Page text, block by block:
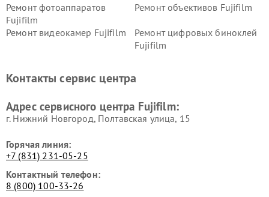
Ремонт фотоаппаратов
Fujifilm
Ремонт объективов Fujifilm
Ремонт видеокамер Fujifilm
Ремонт цифровых биноклей
Fujifilm
Контакты сервис центра
Адрес сервисного центра Fujifilm:
г. Нижний Новгород, Полтавская улица, 15
Горячая линия:
+7 (831) 231-05-25
Контактный телефон:
8 (800) 100-33-26